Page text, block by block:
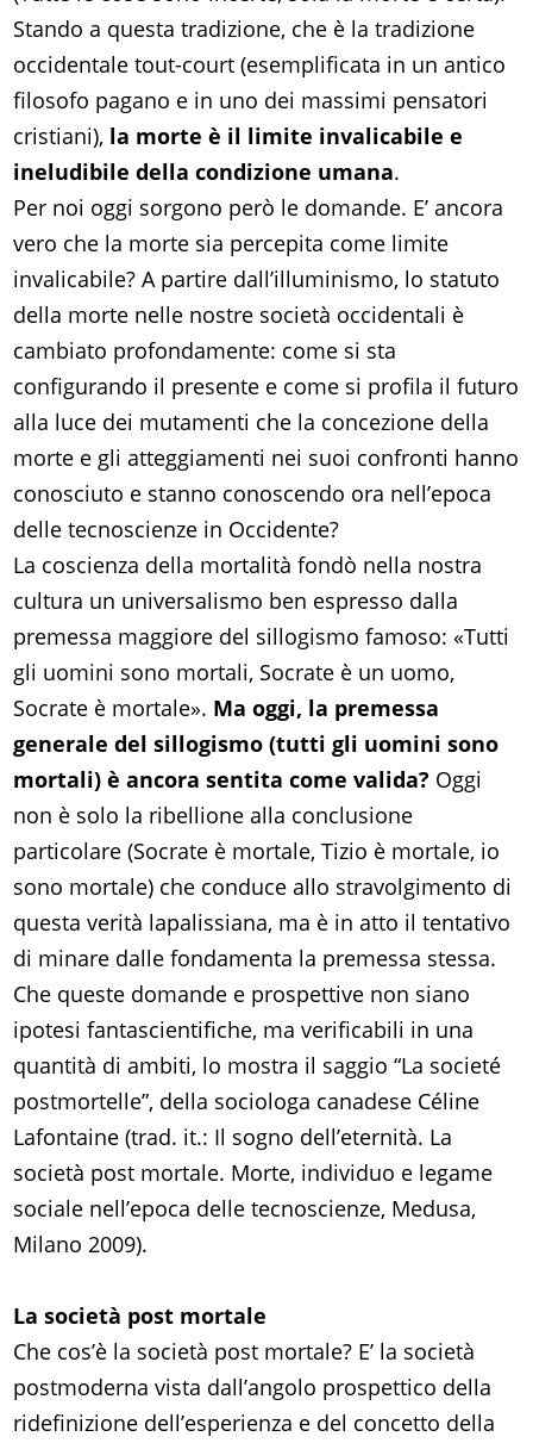
Stando a questa tradizione, che è la tradizione
occidentale tout-court (esemplificata in un antico
filosofo pagano e in uno dei massimi pensatori
cristiani), la morte è il limite invalicabile e
ineludibile della condizione umana.
Per noi oggi sorgono però le domande. E’ ancora
vero che la morte sia percepita come limite
invalicabile? A partire dall’illuminismo, lo statuto
della morte nelle nostre società occidentali è
cambiato profondamente: come si sta
configurando il presente e come si profila il futuro
alla luce dei mutamenti che la concezione della
morte e gli atteggiamenti nei suoi confronti hanno
conosciuto e stanno conoscendo ora nell’epoca
delle tecnoscienze in Occidente?
La coscienza della mortalità fondò nella nostra
cultura un universalismo ben espresso dalla
premessa maggiore del sillogismo famoso: «Tutti
gli uomini sono mortali, Socrate è un uomo,
Socrate è mortale». Ma oggi, la premessa
generale del sillogismo (tutti gli uomini sono
mortali) è ancora sentita come valida? Oggi
non è solo la ribellione alla conclusione
particolare (Socrate è mortale, Tizio è mortale, io
sono mortale) che conduce allo stravolgimento di
questa verità lapalissiana, ma è in atto il tentativo
di minare dalle fondamenta la premessa stessa.
Che queste domande e prospettive non siano
ipotesi fantascientifiche, ma verificabili in una
quantità di ambiti, lo mostra il saggio “La societé
postmortelle”, della sociologa canadese Céline
Lafontaine (trad. it.: Il sogno dell’eternità. La
società post mortale. Morte, individuo e legame
sociale nell’epoca delle tecnoscienze, Medusa,
Milano 2009).
La società post mortale
Che cos’è la società post mortale? E’ la società
postmoderna vista dall’angolo prospettico della
ridefinizione dell’esperienza e del concetto della